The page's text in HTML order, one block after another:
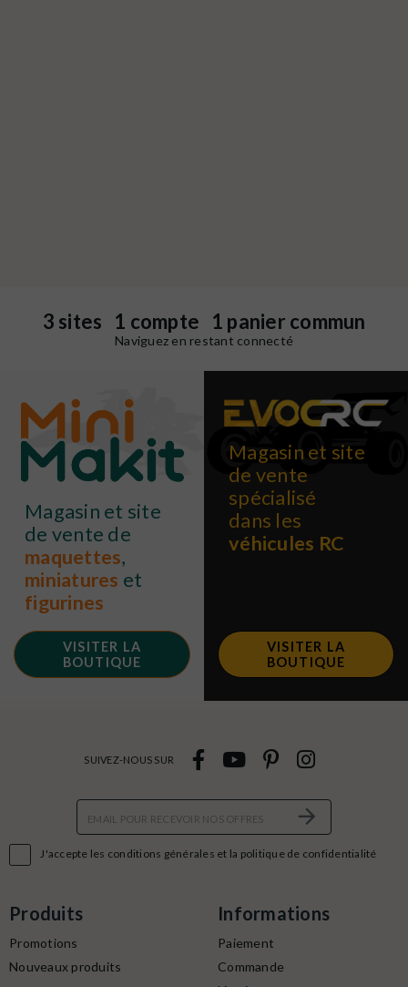
3 sites 1 compte 1 panier commun
Naviguez en restant connecté
Magasin et site
de vente de
maquettes,
miniatures et
figurines
VISITER LA
BOUTIQUE
Magasin et site
de vente
spécialisé
dans les
véhicules RC
VISITER LA
BOUTIQUE
J'accepte les conditions générales et la politique de confidentialité
SUIVEZ-NOUS SUR
Produits
Promotions
Nouveaux produits
Informations
Paiement
Commande